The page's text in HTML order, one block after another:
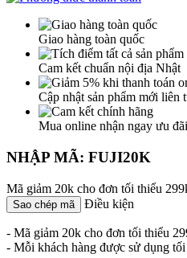
Giao hàng toàn quốc
Cam kết chuẩn nội địa Nhật
Cập nhật sản phẩm mới liên
Mua online nhận ngay ưu đãi
NHẬP MÃ: FUJI20K
Mã giảm 20k cho đơn tối thiểu
Sao chép mã Điều kiện
- Mã giảm 20k cho đơn tối thiểu
- Mỗi khách hàng được sử dụng tối